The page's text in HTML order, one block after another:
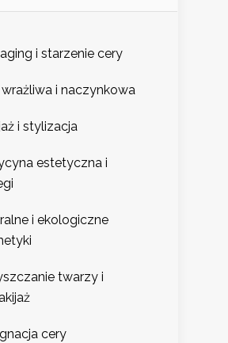
i starzenie cery
wrażliwa i naczynkowa
i stylizacja
estetyczna i
i ekologiczne
twarzy i
cery